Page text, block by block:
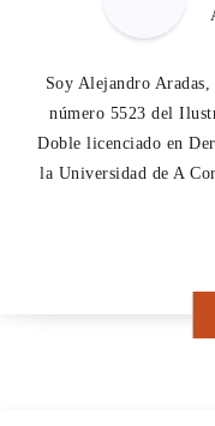
Soy Alejandro
número 5523 del
Doble licenciado en
la Universidad de A